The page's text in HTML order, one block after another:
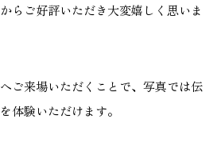
らご好評いただき大変嬉しく思いま
ご来場いただくことで、写真では伝
体験いただけます。